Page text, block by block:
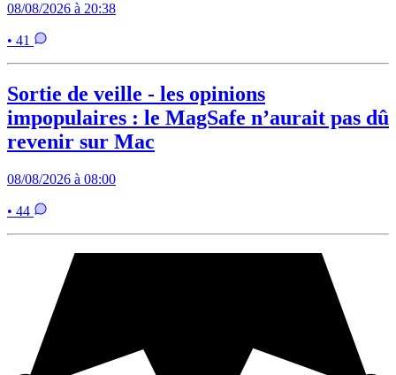
08/08/2026 à 20:38
• 41
Sortie de veille - les opinions
impopulaires : le MagSafe n’aurait pas dû
revenir sur Mac
08/08/2026 à 08:00
• 44